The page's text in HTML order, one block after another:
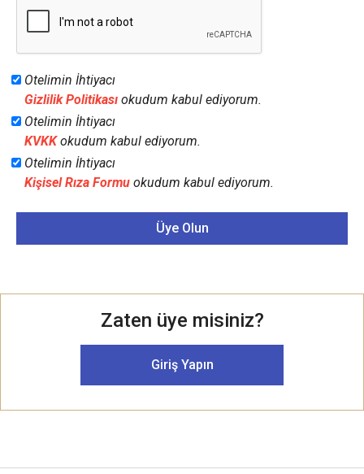
Otelimin İhtiyacı
Gizlilik Politikası okudum kabul ediyorum.
Otelimin İhtiyacı
KVKKokudum kabul ediyorum.
Otelimin İhtiyacı
Kişisel Rıza Formu okudum kabul ediyorum.
Üye Olun
Zaten üye misiniz?
Giriş Yapın